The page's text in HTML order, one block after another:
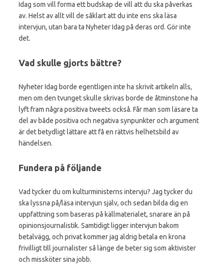
Idag som vill forma ett budskap de vill att du ska påverkas
av. Helst av allt vill de såklart att du inte ens ska läsa
intervjun, utan bara ta Nyheter Idag på deras ord. Gör inte
det.
Vad skulle gjorts bättre?
Nyheter Idag borde egentligen inte ha skrivit artikeln alls,
men om den tvunget skulle skrivas borde de åtminstone ha
lyft fram några positiva tweets också. Får man som läsare ta
del av både positiva och negativa synpunkter och argument
är det betydligt lättare att få en rättvis helhetsbild av
händelsen.
Fundera på följande
Vad tycker du om kulturministerns intervju? Jag tycker du
ska lyssna på/läsa intervjun själv, och sedan bilda dig en
uppfattning som baseras på källmaterialet, snarare än på
opinionsjournalistik. Samtidigt ligger intervjun bakom
betalvägg, och privat kommer jag aldrig betala en krona
frivilligt till journalister så länge de beter sig som aktivister
och missköter sina jobb.